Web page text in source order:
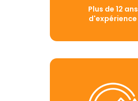
Plus de 12 ans
d'expérience